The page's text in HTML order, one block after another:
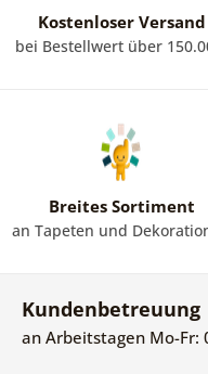
Kostenloser Versand
bei Bestellwert über
Breites Sortiment
an Tapeten und
Kundenbetreuung
an Arbeitstagen Mo-Fr: